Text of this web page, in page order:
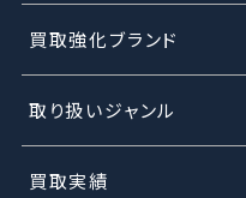
買取強化ブランド
取り扱いジャンル
買取実績